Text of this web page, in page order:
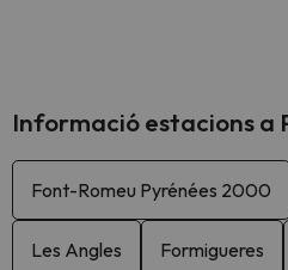
Informació estacions a
Font-Romeu Pyrénées 2000
Les Angles Formigueres